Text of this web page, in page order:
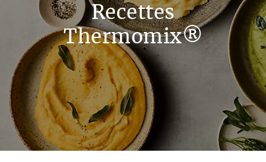
Recettes
Thermomix®